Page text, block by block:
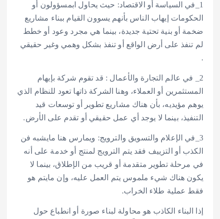
1_في السياسة أو الاقتصاد: حيث يحاول ابمسؤولون أو
الحكومات إيهاب الناس بأنهم يسوون القيام ببناء مشاريع
ضخمة أو بنية تحتية جديدة، بينما هي مجرد وعود أو خطط
لم تنفذ على أرض الواقع أو تنفذ بشكل وهمي وغير حقيقي
.
2_ في عالم التجارة والأعمال : قد تقوم شركة بإيهام
المستثمرين أو العملاء، وهنا الشركة ذاتها تعود للنظام الذي
يوهم مؤيديه، بأن هناك مشاريع تطوير أو توسعات قيد
التنفيذ، بينما لا يوجد أي عمل حقيقي أو تقدم على الأرض.
3_في الإعلام والتسويق والترويج: ويمارس هنا مايشبه فن
الكذب أو التزييف فقد يتم الترويج لمنتج أو خدمة على أنه
في مرحلة تطوير متقدمة أو قريب من الإطلاق، بينما لا
يكون هناك شيء ملموس يتم العمل عليه، وإن مايتم هو
فقط عملية طلاء الخراب.
إذا البناء الكاذب هو محاولة لبناء صورة أو انطباع حول